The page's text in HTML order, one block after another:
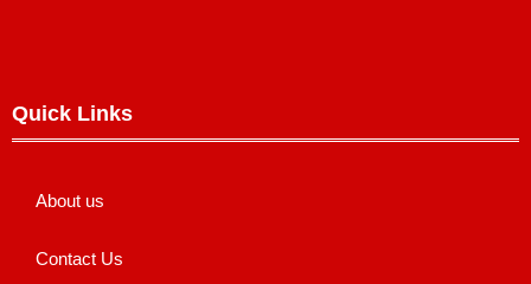
Quick Links
About us
Contact Us